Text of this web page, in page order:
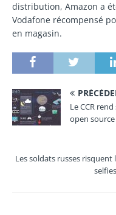
distribution, Amazon a
Vodafone récompensé
en magasin.
Le CCR
open source
Les soldats russes risquent